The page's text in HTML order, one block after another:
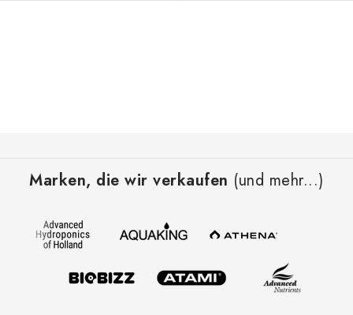
Marken, die wir verkaufen (und mehr...)